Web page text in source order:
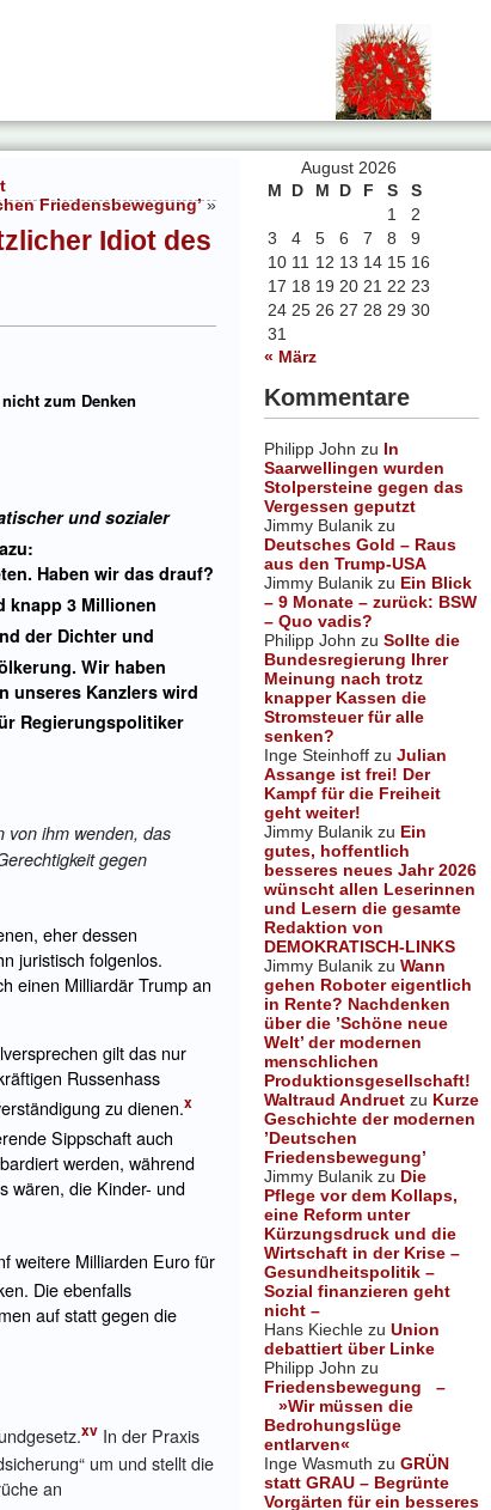
August 2026
M
D M D F S
S
1
2
3
4 5 6 7 8
9
10 11 12 13 14 15 16
17 18 19 20 21 22 23
24 25 26 27 28 29 30
31
« März
Kommentare
Philipp John zu In
Saarwellingen wurden
Stolpersteine gegen das
Vergessen geputzt
Jimmy Bulanik zu
Deutsches Gold – Raus
aus den Trump-USA
Jimmy Bulanik zu Ein Blick
– 9 Monate – zurück: BSW
– Quo vadis?
Philipp John zu Sollte die
Bundesregierung Ihrer
Meinung nach trotz
knapper Kassen die
Stromsteuer für alle
senken?
Inge Steinhoff zu Julian
Assange ist frei! Der
Kampf für die Freiheit
geht weiter!
Jimmy Bulanik zu Ein
gutes, hoffentlich
besseres neues Jahr 2026
wünscht allen Leserinnen
und Lesern die gesamte
Redaktion von
DEMOKRATISCH-LINKS
Jimmy Bulanik zu Wann
gehen Roboter eigentlich
in Rente? Nachdenken
über die ’Schöne neue
Welt’ der modernen
menschlichen
Produktionsgesellschaft!
Waltraud Andruet zu Kurze
Geschichte der modernen
’Deutschen
Friedensbewegung’
Jimmy Bulanik zu Die
Pflege vor dem Kollaps,
eine Reform unter
Kürzungsdruck und die
Wirtschaft in der Krise –
Gesundheitspolitik –
Sozial finanzieren geht
nicht –
Hans Kiechle zu Union
debattiert über Linke
Philipp John zu
Friedensbewegung –
»Wir müssen die
Bedrohungslüge
entlarven«
Inge Wasmuth zu GRÜN
statt GRAU – Begrünte
Vorgärten für ein besseres
Friedensbewegung’»
Idiot des
zum Denken
und sozialer
Haben wir das drauf?
knapp 3 Millionen
der Dichter und
Wir haben
unseres Kanzlers wird
Regierungspolitiker
von ihm wenden, das
gegen
eher dessen
juristisch folgenlos.
einen Milliardär Trump an
gilt das nur
Russenhass
zu dienen.x
Sippschaft auch
werden, während
wären, die Kinder- und
weitere Milliarden Euro für
Die ebenfalls
auf statt gegen die
xv In der Praxis
um und stellt die
an